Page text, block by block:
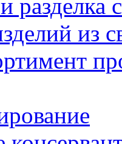
разделка
из